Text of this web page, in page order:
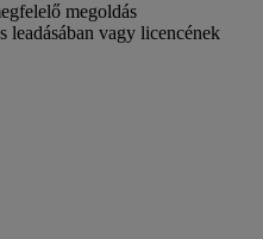
megoldás
leadásában vagy licencének